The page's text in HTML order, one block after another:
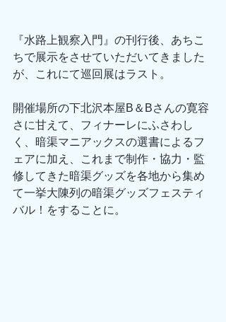
『水路上観察入門』の刊行後、あちこ
ちで展示をさせていただいてきました
が、これにて巡回展はラスト。
開催場所の下北沢本屋B＆Bさんの寛容
さに甘えて、フィナーレにふさわし
く、暗渠マニアックスの選書によるフ
ェアに加え、これまで制作・協力・監
修してきた暗渠グッズを各地から集め
て一挙大陳列の暗渠グッズフェスティ
バル！をすることに。